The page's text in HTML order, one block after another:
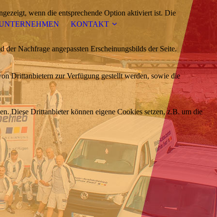
KONTAKT
wenn die entsprechende Option aktiviert ist. Die
Nachfrage angepassten Erscheinungsbilds der Seite.
Drittanbietern zur Verfügung gestellt werden, sowie die
Diese Drittanbieter können eigene Cookies setzen, z.B. um die